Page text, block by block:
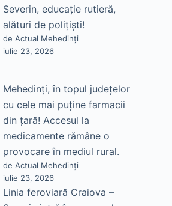
Severin, educație rutieră,
alături de polițiști!
de Actual Mehedinți
iulie 23, 2026
Mehedinți, în topul județelor
cu cele mai puține farmacii
din țară! Accesul la
medicamente rămâne o
provocare în mediul rural.
de Actual Mehedinți
iulie 23, 2026
Linia feroviară Craiova –